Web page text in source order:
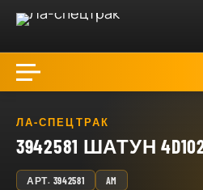
ЛА-СПЕЦТРАК
3942581 ШАТУН
АРТ. 3942581 AM